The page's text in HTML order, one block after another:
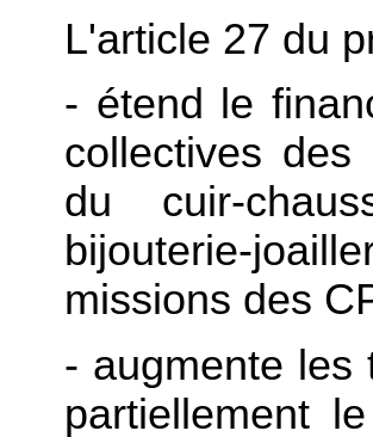
L'article 27 du
- étend le
collectives
du cuir-
bijouterie-
missions des
- augmente les
partiellement